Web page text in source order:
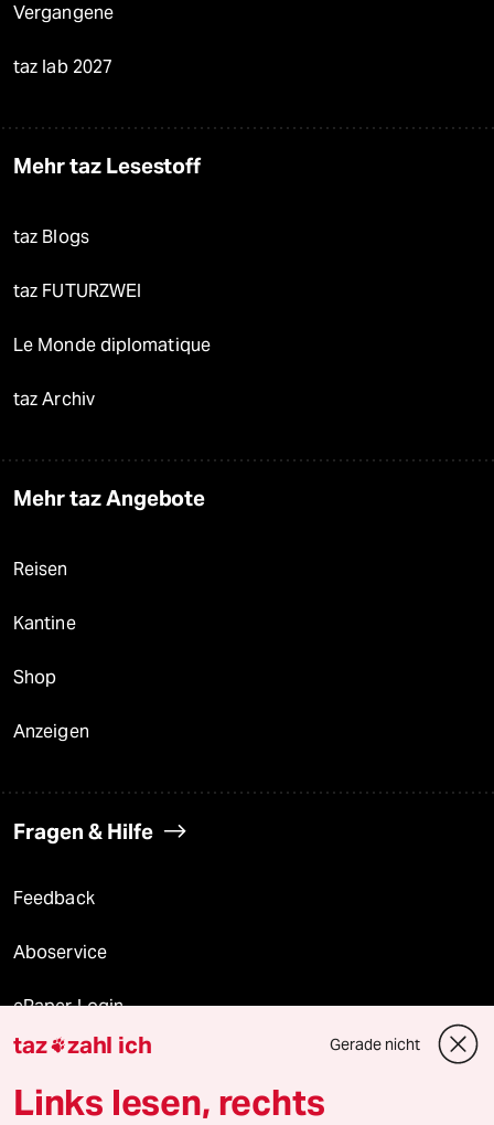
Vergangene
taz lab 2027
Mehr taz Lesestoff
taz Blogs
taz FUTURZWEI
Le Monde diplomatique
taz Archiv
Mehr taz Angebote
Reisen
Kantine
Shop
Anzeigen
Fragen & Hilfe
Feedback
Aboservice
ePaper Login
Downloads für Abonnierende
taz zahl ich Gerade nicht
Links lesen, rechts